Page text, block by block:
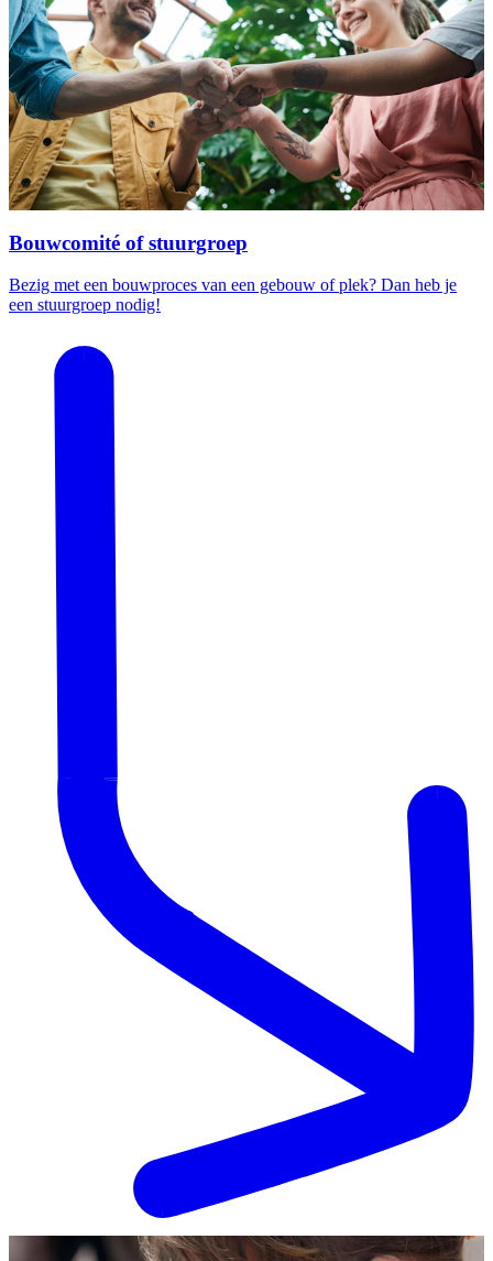
Bouwcomité of stuurgroep
Bezig met een bouwproces van een gebouw of plek? Dan heb je
een stuurgroep nodig!